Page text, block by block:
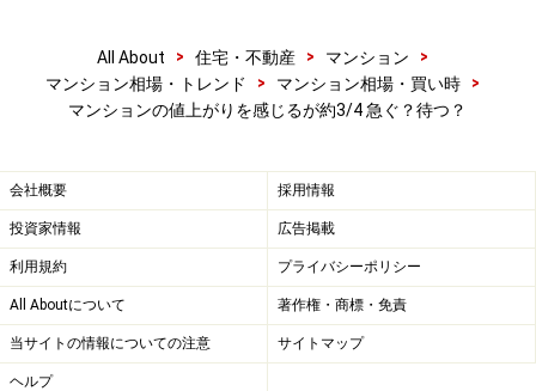
いることもあり資産としての魅力が上がっていることも
検討理由の上位に上がっている理由でしょう。3位は、
「もっと交通の便の良いところに住みたいから」の
16.1％とランクアップしているように、便利さを求める
傾向は高まっています。都心エリアのマンション人気も
こうしたニーズの表れでしょう。昨年10位だった「現在
は金利が低く、買い時だと思った」は、ランクアップし
て8位に。住宅ローン金利が低く、返済プランを計画し
やすいことを検討理由に挙げている人も多いようです。
All About > 住宅・不動産 > マンション
>
マンション相場・トレンド
> マンション相場・買い時
>
マンションの値上がりを感じるが約3/4 急ぐ？待つ？
会社概要 採用情報
投資家情報 広告掲載
利用規約 プライバシーポリシー
All Aboutについて 著作権・商標・免責
当サイトの情報についての注意 サイトマップ
ヘルプ